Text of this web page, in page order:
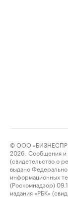
© ООО
2026. Сообщения и
(свидетельство о
выдано
информационных
(Роскомнадзор)
издания «РБК»